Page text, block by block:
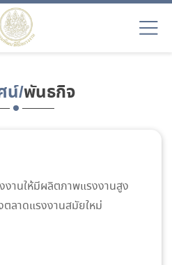
น์/พันธกิจ
านให้มีผลิตภาพแรงงานสูง
ลาดแรงงานสมัยใหม่